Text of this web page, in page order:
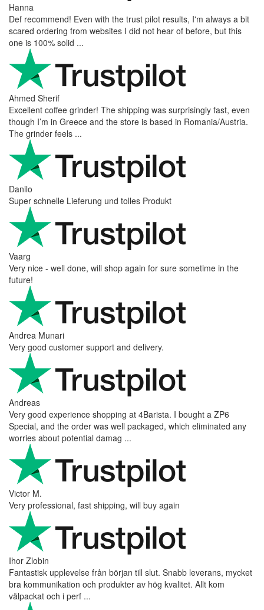
Hanna
Def recommend! Even with the trust pilot results, I'm always a bit
scared ordering from websites I did not hear of before, but this
one is 100% solid ...
Ahmed Sherif
Excellent coffee grinder! The shipping was surprisingly fast, even
though I’m in Greece and the store is based in Romania/Austria.
The grinder feels ...
Danilo
Super schnelle Lieferung und tolles Produkt
Vaarg
Very nice - well done, will shop again for sure sometime in the
future!
Andrea Munari
Very good customer support and delivery.
Andreas
Very good experience shopping at 4Barista. I bought a ZP6
Special, and the order was well packaged, which eliminated any
worries about potential damag ...
Victor M.
Very professional, fast shipping, will buy again
Ihor Zlobin
Fantastisk upplevelse från början till slut. Snabb leverans, mycket
bra kommunikation och produkter av hög kvalitet. Allt kom
välpackat och i perf ...